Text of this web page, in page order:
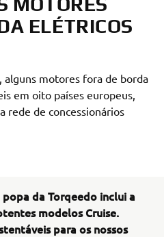
ELÉTRICOS
motores fora de borda
em oito países europeus,
rede de concessionários
da Torqeedo inclui a
modelos Cruise.
para os nossos